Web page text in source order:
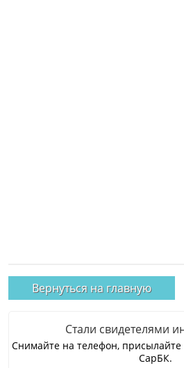
Вернуться на главную
Стали свидетелями
Снимайте на телефон,
СарБК.